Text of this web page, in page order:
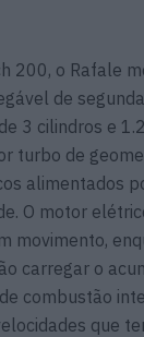
200, o Rafale
de
3 cilindros e
turbo de
alimentados
O motor
movimento,
carregar o
combustão
que